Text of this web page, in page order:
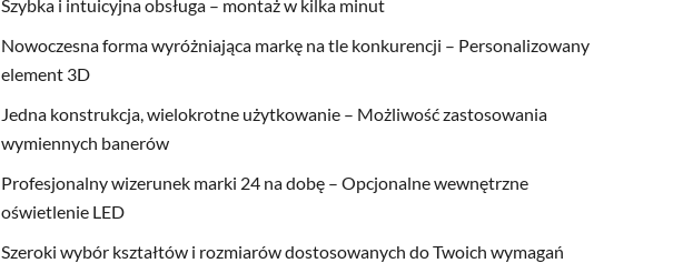
Szybka i intuicyjna obsługa – montaż w kilka minut
Nowoczesna forma wyróżniająca markę na tle konkurencji – Personalizowany
element 3D
Jedna konstrukcja, wielokrotne użytkowanie – Możliwość zastosowania
wymiennych banerów
Profesjonalny wizerunek marki 24 na dobę – Opcjonalne wewnętrzne
oświetlenie LED
Szeroki wybór kształtów i rozmiarów dostosowanych do Twoich wymagań